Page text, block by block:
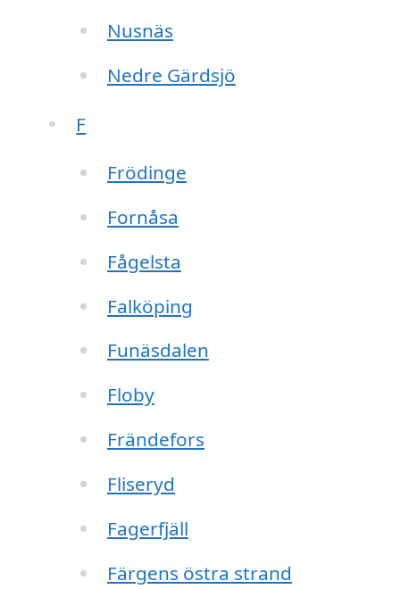
Nusnäs
Nedre Gärdsjö
F
Frödinge
Fornåsa
Fågelsta
Falköping
Funäsdalen
Floby
Frändefors
Fliseryd
Fagerfjäll
Färgens östra strand